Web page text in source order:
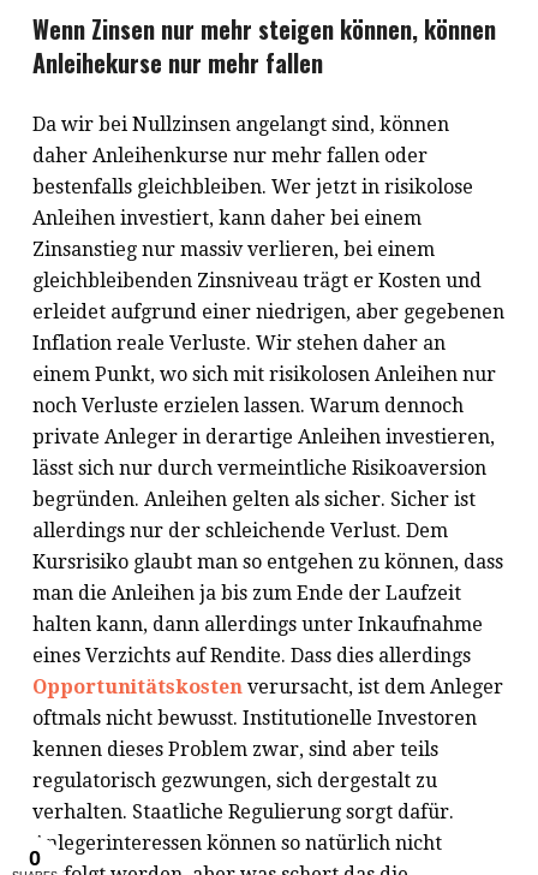
Wenn Zinsen nur mehr steigen können, können
Anleihekurse nur mehr fallen
Da wir bei Nullzinsen angelangt sind, können
daher Anleihenkurse nur mehr fallen oder
bestenfalls gleichbleiben. Wer jetzt in risikolose
Anleihen investiert, kann daher bei einem
Zinsanstieg nur massiv verlieren, bei einem
gleichbleibenden Zinsniveau trägt er Kosten und
erleidet aufgrund einer niedrigen, aber gegebenen
Inflation reale Verluste. Wir stehen daher an
einem Punkt, wo sich mit risikolosen Anleihen nur
noch Verluste erzielen lassen. Warum dennoch
private Anleger in derartige Anleihen investieren,
lässt sich nur durch vermeintliche Risikoaversion
begründen. Anleihen gelten als sicher. Sicher ist
allerdings nur der schleichende Verlust. Dem
Kursrisiko glaubt man so entgehen zu können, dass
man die Anleihen ja bis zum Ende der Laufzeit
halten kann, dann allerdings unter Inkaufnahme
eines Verzichts auf Rendite. Dass dies allerdings
Opportunitätskostenverursacht, ist dem Anleger
oftmals nicht bewusst. Institutionelle Investoren
kennen dieses Problem zwar, sind aber teils
regulatorisch gezwungen, sich dergestalt zu
verhalten. Staatliche Regulierung sorgt dafür.
Anlegerinteressen können so natürlich nicht